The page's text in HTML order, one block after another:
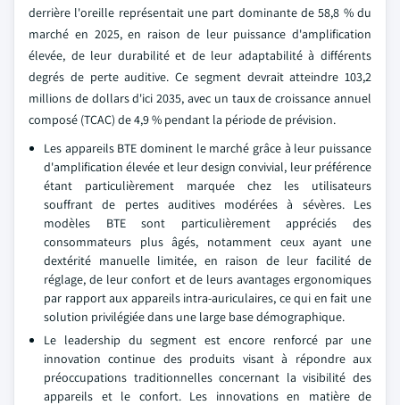
derrière l'oreille représentait une part dominante de 58,8 % du
marché en 2025, en raison de leur puissance d'amplification
élevée, de leur durabilité et de leur adaptabilité à différents
degrés de perte auditive. Ce segment devrait atteindre 103,2
millions de dollars d'ici 2035, avec un taux de croissance annuel
composé (TCAC) de 4,9 % pendant la période de prévision.
Les appareils BTE dominent le marché grâce à leur puissance
d'amplification élevée et leur design convivial, leur préférence
étant particulièrement marquée chez les utilisateurs
souffrant de pertes auditives modérées à sévères. Les
modèles BTE sont particulièrement appréciés des
consommateurs plus âgés, notamment ceux ayant une
dextérité manuelle limitée, en raison de leur facilité de
réglage, de leur confort et de leurs avantages ergonomiques
par rapport aux appareils intra-auriculaires, ce qui en fait une
solution privilégiée dans une large base démographique.
Le leadership du segment est encore renforcé par une
innovation continue des produits visant à répondre aux
préoccupations traditionnelles concernant la visibilité des
appareils et le confort. Les innovations en matière de